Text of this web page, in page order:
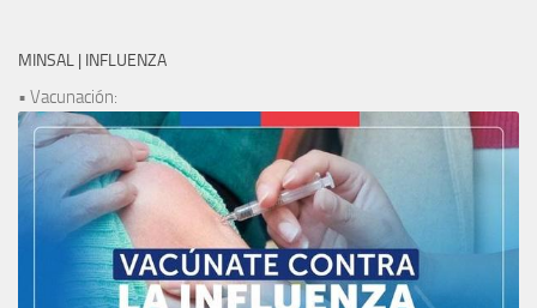
MINSAL | INFLUENZA
• Vacunación: